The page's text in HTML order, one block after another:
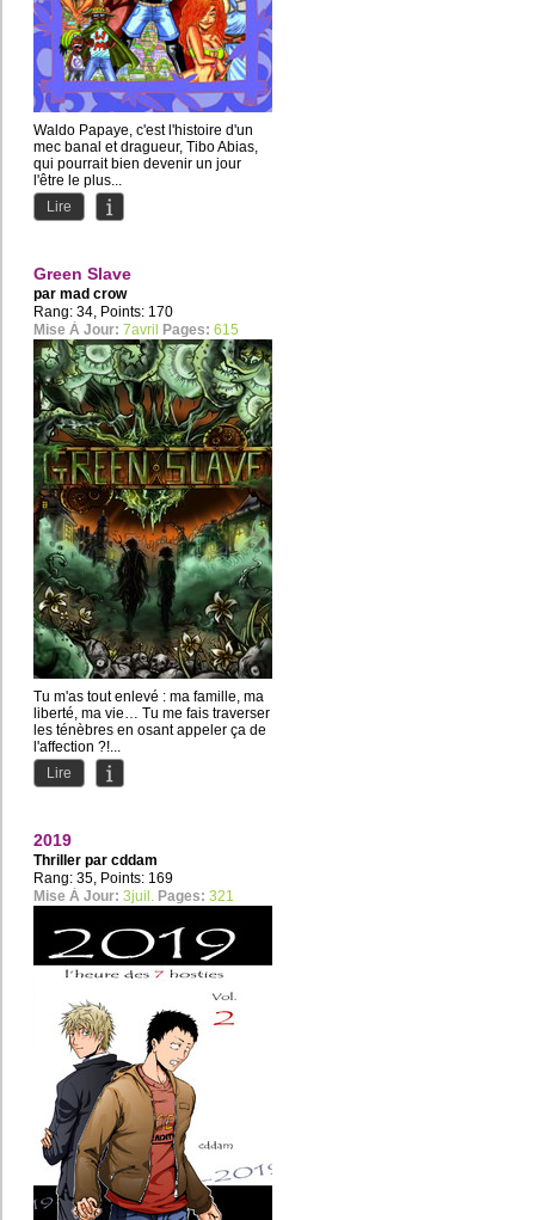
Waldo Papaye, c'est l'histoire d'un
mec banal et dragueur, Tibo Abias,
qui pourrait bien devenir un jour
l'être le plus...
Lire
Green Slave
par mad crow
Rang: 34, Points: 170
Mise À Jour: 7avril Pages: 615
Tu m'as tout enlevé : ma famille, ma
liberté, ma vie… Tu me fais traverser
les ténèbres en osant appeler ça de
l'affection ?!...
Lire
2019
Thriller par cddam
Rang: 35, Points: 169
Mise À Jour: 3juil. Pages: 321